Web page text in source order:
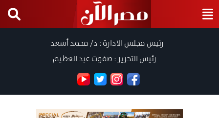
رئيس مجلس الادارة : د/ محمد أسعد
رئيس التحرير : صفوت عبد العظيم